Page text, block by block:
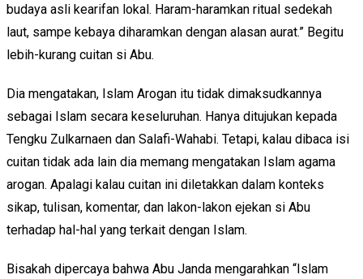
budaya asli kearifan lokal. Haram-haramkan ritual sedekah
laut, sampe kebaya diharamkan dengan alasan aurat.” Begitu
lebih-kurang cuitan si Abu.
Dia mengatakan, Islam Arogan itu tidak dimaksudkannya
sebagai Islam secara keseluruhan. Hanya ditujukan kepada
Tengku Zulkarnaen dan Salafi-Wahabi. Tetapi, kalau dibaca isi
cuitan tidak ada lain dia memang mengatakan Islam agama
arogan. Apalagi kalau cuitan ini diletakkan dalam konteks
sikap, tulisan, komentar, dan lakon-lakon ejekan si Abu
terhadap hal-hal yang terkait dengan Islam.
Bisakah dipercaya bahwa Abu Janda mengarahkan “Islam